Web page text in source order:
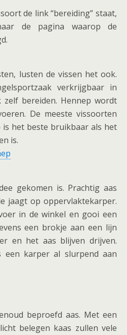
de link “bereiding” staat,
de pagina waarop de
lusten de vissen het ook.
verkrijgbaar in
bereiden. Hennep wordt
De meeste vissoorten
is het beste bruikbaar als het
is.
gekomen is. Prachtig aas
jaagt op oppervlaktekarper.
in de winkel en gooi een
een brokje aan een lijn
en het aas blijven drijven.
een karper al slurpend aan
beproefd aas. Met een
belegen kaas zullen vele